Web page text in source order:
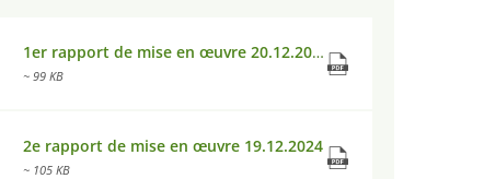
1er rapport de mise en œuvre 20.12.2023
~ 99 KB
2e rapport de mise en œuvre 19.12.2024
~ 105 KB